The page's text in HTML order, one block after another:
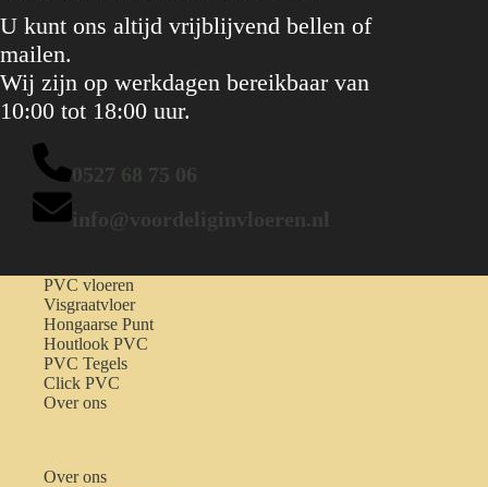
U kunt ons altijd vrijblijvend bellen of
mailen.
Wij zijn op werkdagen bereikbaar van
10:00 tot 18:00 uur.
0527 68 75 06
info@voordeliginvloeren.nl
PVC vloeren
Visgraatvloer
Hongaarse Punt
Houtlook PVC
PVC Tegels
Click PVC
Over ons
Over ons